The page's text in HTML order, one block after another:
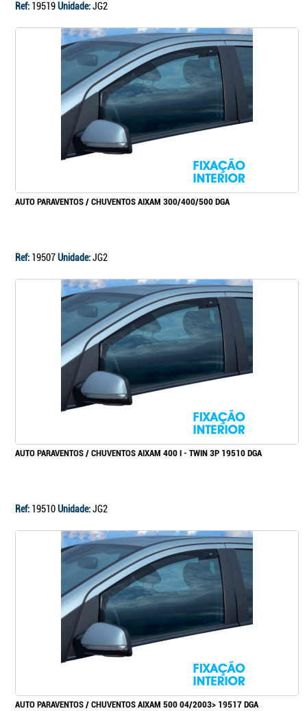
Ref: 19519Unidade:JG2
AUTO PARAVENTOS / CHUVENTOS AIXAM 300/400/500 DGA
Ref: 19507Unidade:JG2
AUTO PARAVENTOS / CHUVENTOS AIXAM 400 I - TWIN 3P 19510 DGA
Ref: 19510Unidade:JG2
AUTO PARAVENTOS / CHUVENTOS AIXAM 500 04/2003> 19517 DGA
Continuar a comprar